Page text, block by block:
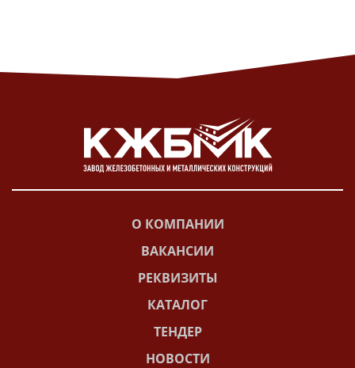
О КОМПАНИИ
ВАКАНСИИ
РЕКВИЗИТЫ
КАТАЛОГ
ТЕНДЕР
НОВОСТИ